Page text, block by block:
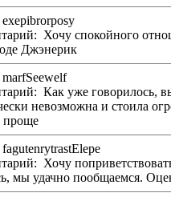
отношения к своему мужу Аптека Продая Индийская Виагра
Джэнерик
Как уже говорилось,
невозможна и стоила
проще
уважаемых форумчан. Мое имя Валерий. Наконец-